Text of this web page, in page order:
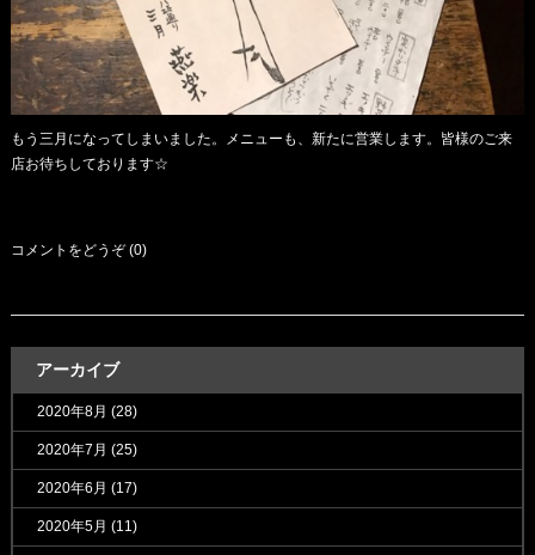
もう三月になってしまいました。メニューも、新たに営業します。皆様のご来
店お待ちしております☆
コメントをどうぞ (0)
アーカイブ
2020年8月 (28)
2020年7月 (25)
2020年6月 (17)
2020年5月 (11)